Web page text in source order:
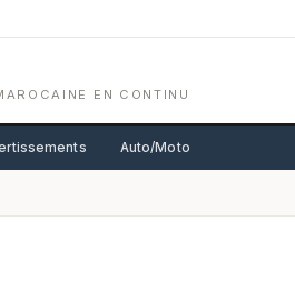
EN CONTINU
Auto/Moto